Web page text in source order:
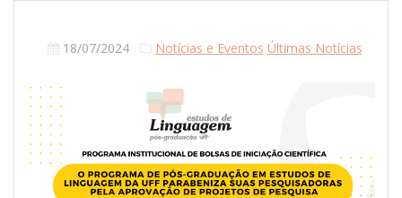
18/07/2024 Notícias e Eventos Últimas Notícias